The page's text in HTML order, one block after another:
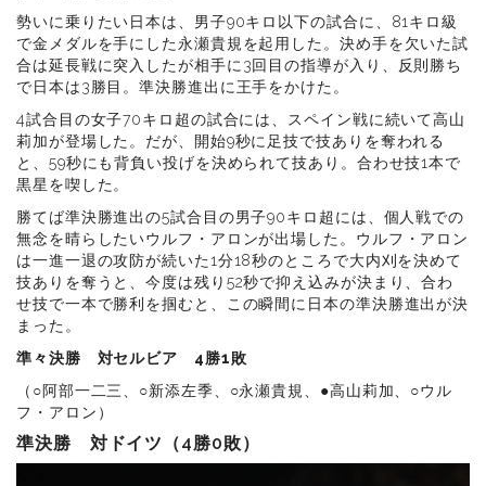
勢いに乗りたい日本は、男子90キロ以下の試合に、81キロ級
で金メダルを手にした永瀬貴規を起用した。決め手を欠いた試
合は延長戦に突入したが相手に3回目の指導が入り、反則勝ち
で日本は3勝目。準決勝進出に王手をかけた。
4試合目の女子70キロ超の試合には、スペイン戦に続いて高山
莉加が登場した。だが、開始9秒に足技で技ありを奪われる
と、59秒にも背負い投げを決められて技あり。合わせ技1本で
黒星を喫した。
勝てば準決勝進出の5試合目の男子90キロ超には、個人戦での
無念を晴らしたいウルフ・アロンが出場した。ウルフ・アロン
は一進一退の攻防が続いた1分18秒のところで大内刈を決めて
技ありを奪うと、今度は残り52秒で抑え込みが決まり、合わ
せ技で一本で勝利を掴むと、この瞬間に日本の準決勝進出が決
まった。
準々決勝 対セルビア 4勝1敗
（○阿部一二三、○新添左季、○永瀬貴規、●高山莉加、○ウル
フ・アロン）
準決勝 対ドイツ（4勝0敗）